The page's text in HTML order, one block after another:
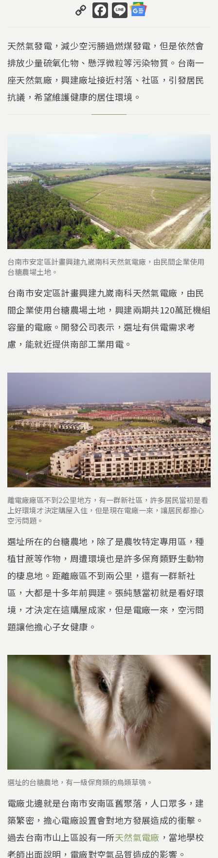
C
o
p
y
Li
n
k
F
a
c
e
b
o
o
k
Li
n
e
天然氣發電，減少空污勝過燃煤發電，但是依然會
排放少量硫氧化物、懸浮微粒等污染物質。台南一
座天然氣廠，興建廠址接近村落、社區，引發居民
抗議，希望維護健康的居住環境。
台南市安定區計畫興建九崴南科天然氣電廠，由民間企業使用
台糖農場土地。
台南市安定區計畫興建九崴南科天然氣電廠，由民
間企業使用台糖農場土地，興建兩期共120萬瓩機組
容量的電廠。開發公司表示，選址有供電需求考
慮，能就近提供南部工業用電。
離電廠廠區不到2公里地方，有一群新社區，許多居民當初是看
上好環境才決定購屋入住，但是現在電廠一來，讓居民都擔心
空污問題。
選址所在的台糖農地，除了是農牧特定專用區，種
植甘蔗等作物，周遭環境也是許多保育類野生動物
的棲息地。距離廠區不到兩公里，還有一群新社
區，大都是十多年前興建。張純慧當初就是看好環
境，才決定在這購屋成家，但是電廠一來，空污問
題讓他擔心子女健康。
選址的台糖農地，有一級保育類的鳥類草鴞。
電廠北邊就是台南市安南區舊聚落，人口眾多，建
築繁密，擔心電廠設置會對地方發展造成的衝擊。
過去台南市山上區設有一所天然氣電廠 ，當地學校
老師出面說明，電廠對空氣品質造成的影響。